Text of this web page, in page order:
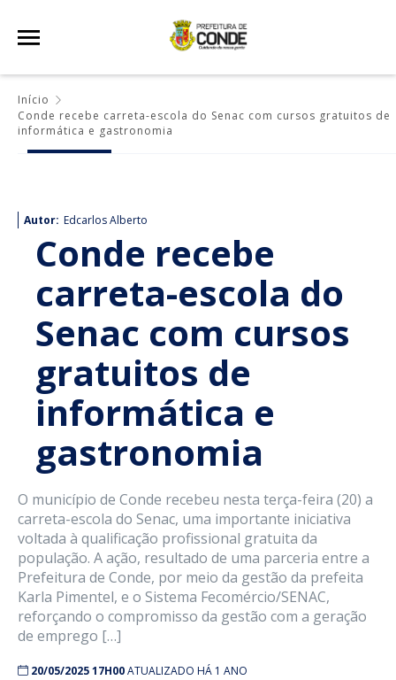
Início
Conde recebe carreta-escola do Senac com cursos gratuitos de
informática e gastronomia
Autor: Edcarlos Alberto
Conde recebe
carreta-escola do
Senac com cursos
gratuitos de
informática e
gastronomia
O município de Conde recebeu nesta terça-feira (20) a
carreta-escola do Senac, uma importante iniciativa
voltada à qualificação profissional gratuita da
população. A ação, resultado de uma parceria entre a
Prefeitura de Conde, por meio da gestão da prefeita
Karla Pimentel, e o Sistema Fecomércio/SENAC,
reforçando o compromisso da gestão com a geração
de emprego […]
20/05/2025 17H00ATUALIZADO HÁ 1 ANO